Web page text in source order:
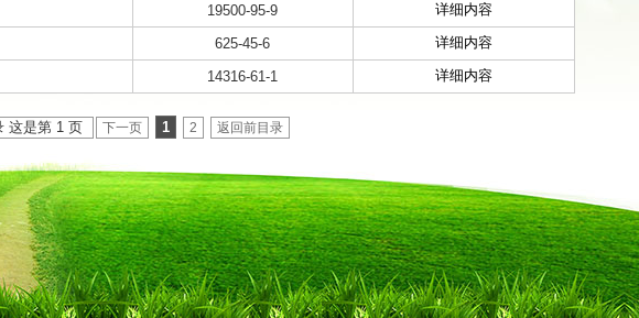
19500-95-9
详细内容
625-45-6
详细内容
14316-61-1 详细内容
这是第 1 页 下一页 1 2 返回前目录